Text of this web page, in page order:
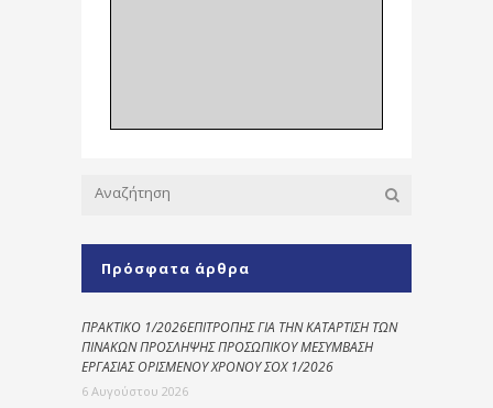
Πρόσφατα άρθρα
ΠΡΑΚΤΙΚΟ 1/2026ΕΠΙΤΡΟΠΗΣ ΓΙΑ ΤΗΝ ΚΑΤΑΡΤΙΣΗ ΤΩΝ
ΠΙΝΑΚΩΝ ΠΡΟΣΛΗΨΗΣ ΠΡΟΣΩΠΙΚΟΥ ΜΕΣΥΜΒΑΣΗ
ΕΡΓΑΣΙΑΣ ΟΡΙΣΜΕΝΟΥ ΧΡΟΝΟΥ ΣΟΧ 1/2026
6 Αυγούστου 2026